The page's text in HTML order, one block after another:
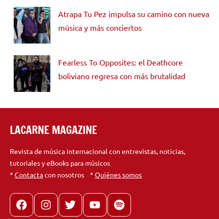
Atrapa Tu Pez impulsa su camino con nueva
música y más conciertos
Fearless To Opposites: el Deathcore
boliviano regresa con más brutalidad
LACARNE MAGAZINE
Revista de música internacional con entrevistas, noticias,
tutoriales y eBooks para músicos
* Contactacon nosotros * Quiénes somos
FacebookInstagram
X youtubespotify